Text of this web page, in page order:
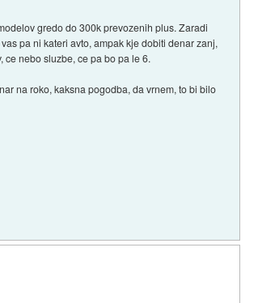
gredo do 300k prevozenih plus. Zaradi
pa ni kateri avto, ampak kje dobiti denar zanj,
nebo sluzbe, ce pa bo pa le 6.
na roko, kaksna pogodba, da vrnem, to bi bilo